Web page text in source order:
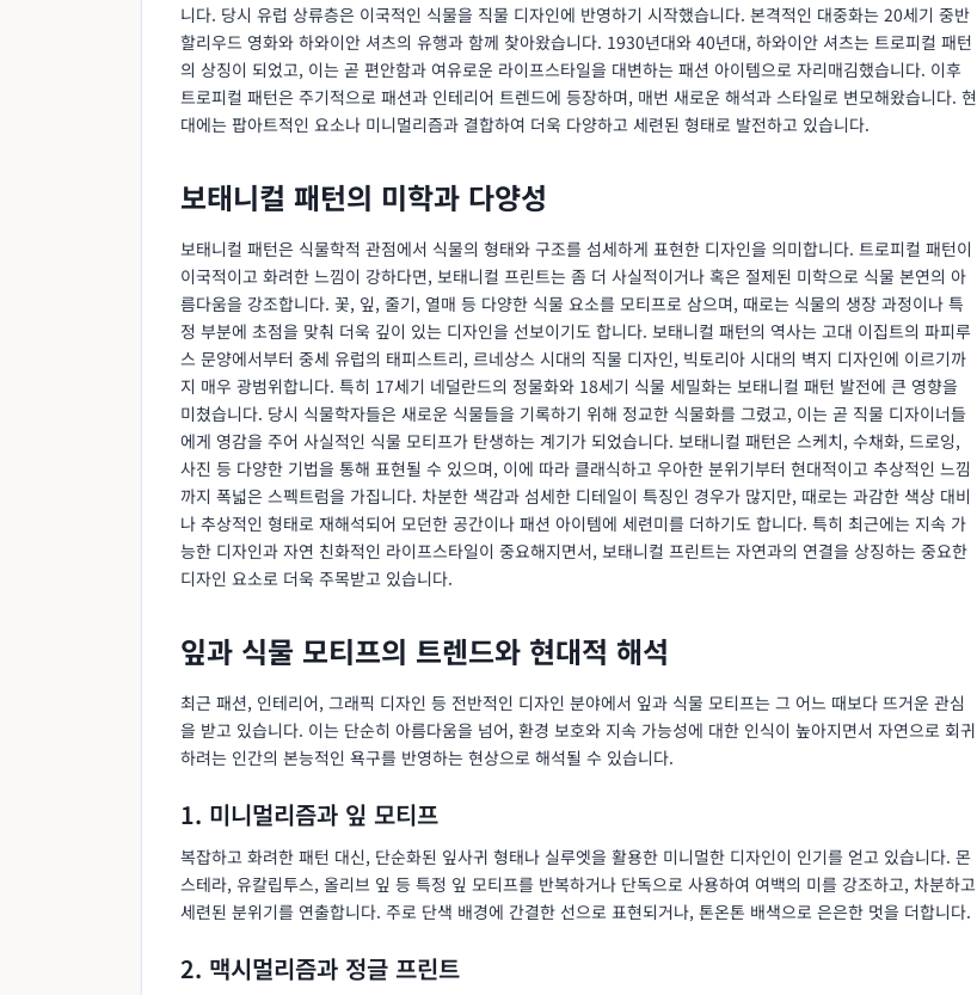
니다. 당시 유럽 상류층은 이국적인 식물을 직물 디자인에 반영하기 시작했습니다. 본격적인 대중화는 20세기 중반
할리우드 영화와 하와이안 셔츠의 유행과 함께 찾아왔습니다. 1930년대와 40년대, 하와이안 셔츠는 트로피컬 패턴
의 상징이 되었고, 이는 곧 편안함과 여유로운 라이프스타일을 대변하는 패션 아이템으로 자리매김했습니다. 이후
트로피컬 패턴은 주기적으로 패션과 인테리어 트렌드에 등장하며, 매번 새로운 해석과 스타일로 변모해왔습니다. 현
대에는 팝아트적인 요소나 미니멀리즘과 결합하여 더욱 다양하고 세련된 형태로 발전하고 있습니다.
보태니컬 패턴의 미학과 다양성
보태니컬 패턴은 식물학적 관점에서 식물의 형태와 구조를 섬세하게 표현한 디자인을 의미합니다. 트로피컬 패턴이
이국적이고 화려한 느낌이 강하다면, 보태니컬 프린트는 좀 더 사실적이거나 혹은 절제된 미학으로 식물 본연의 아
름다움을 강조합니다. 꽃, 잎, 줄기, 열매 등 다양한 식물 요소를 모티프로 삼으며, 때로는 식물의 생장 과정이나 특
정 부분에 초점을 맞춰 더욱 깊이 있는 디자인을 선보이기도 합니다. 보태니컬 패턴의 역사는 고대 이집트의 파피루
스 문양에서부터 중세 유럽의 태피스트리, 르네상스 시대의 직물 디자인, 빅토리아 시대의 벽지 디자인에 이르기까
지 매우 광범위합니다. 특히 17세기 네덜란드의 정물화와 18세기 식물 세밀화는 보태니컬 패턴 발전에 큰 영향을
미쳤습니다. 당시 식물학자들은 새로운 식물들을 기록하기 위해 정교한 식물화를 그렸고, 이는 곧 직물 디자이너들
에게 영감을 주어 사실적인 식물 모티프가 탄생하는 계기가 되었습니다. 보태니컬 패턴은 스케치, 수채화, 드로잉,
사진 등 다양한 기법을 통해 표현될 수 있으며, 이에 따라 클래식하고 우아한 분위기부터 현대적이고 추상적인 느낌
까지 폭넓은 스펙트럼을 가집니다. 차분한 색감과 섬세한 디테일이 특징인 경우가 많지만, 때로는 과감한 색상 대비
나 추상적인 형태로 재해석되어 모던한 공간이나 패션 아이템에 세련미를 더하기도 합니다. 특히 최근에는 지속 가
능한 디자인과 자연 친화적인 라이프스타일이 중요해지면서, 보태니컬 프린트는 자연과의 연결을 상징하는 중요한
디자인 요소로 더욱 주목받고 있습니다.
잎과 식물 모티프의 트렌드와 현대적 해석
최근 패션, 인테리어, 그래픽 디자인 등 전반적인 디자인 분야에서 잎과 식물 모티프는 그 어느 때보다 뜨거운 관심
을 받고 있습니다. 이는 단순히 아름다움을 넘어, 환경 보호와 지속 가능성에 대한 인식이 높아지면서 자연으로 회귀
하려는 인간의 본능적인 욕구를 반영하는 현상으로 해석될 수 있습니다.
1. 미니멀리즘과 잎 모티프
복잡하고 화려한 패턴 대신, 단순화된 잎사귀 형태나 실루엣을 활용한 미니멀한 디자인이 인기를 얻고 있습니다. 몬
스테라, 유칼립투스, 올리브 잎 등 특정 잎 모티프를 반복하거나 단독으로 사용하여 여백의 미를 강조하고, 차분하고
세련된 분위기를 연출합니다. 주로 단색 배경에 간결한 선으로 표현되거나, 톤온톤 배색으로 은은한 멋을 더합니다.
2. 맥시멀리즘과 정글 프린트